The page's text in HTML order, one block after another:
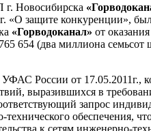
г. Новосибирска
«О защите конкуренции»,
«Горводоканал» от
654 (два миллиона семьсот
УФАС России от
выразившихся в
запрос
обеспечения,
к сетям инженерно-